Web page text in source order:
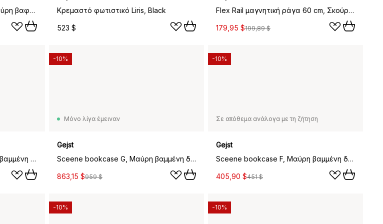
Nivo ράφι B, Δεσποτάκι με μαύρη βαφή -μαύρο
Κρεμαστό φωτιστικό Liris, Black
523 $
Flex Rail μαγνητική ράγα 60 cm, Σκούρα δρυς-ορείχαλκος
179,95 $199,89 $
Sceene βιβλιοθήκη C, Μαύρη βαμμένη δρυς
Μόνο λίγα έμειναν
Gejst
Sceene bookcase G, Μαύρη βαμμένη δρυς
863,15 $959 $
-10%
Σε απόθεμα ανάλογα με τη ζήτηση
Gejst
Sceene bookcase F, Μαύρη βαμμένη δρυς
405,90 $451 $
-10%
-10% -10%